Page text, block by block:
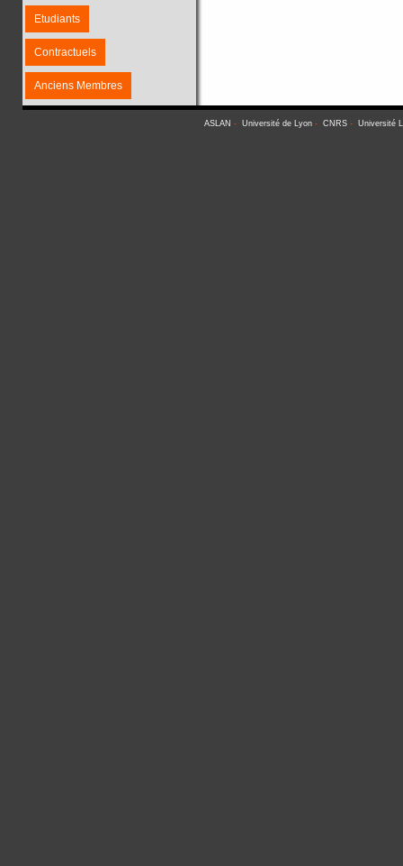
Etudiants
Contractuels
Anciens Membres
ASLAN - Université de Lyon- CNRS- Université